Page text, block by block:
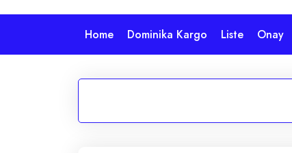
Home Dominika Kargo Liste Onay